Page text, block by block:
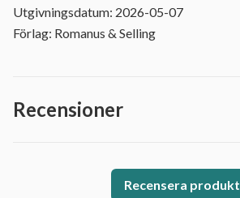
Utgivningsdatum: 2026-05-07
Förlag: Romanus & Selling
Recensioner
Recensera produkt